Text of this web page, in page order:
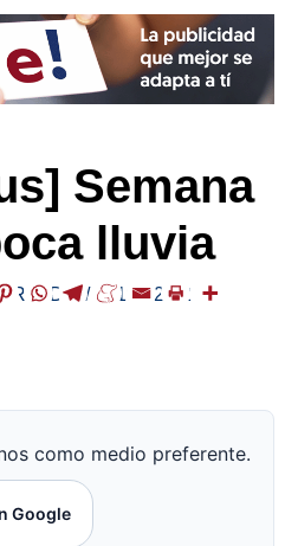
Semana
lluvia
/ 2019-12-02
como medio preferente.
Google